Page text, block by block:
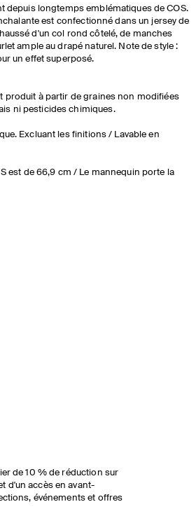
depuis longtemps emblématiques de COS.
est confectionné dans un jersey de
d'un col rond côtelé, de manches
ample au drapé naturel. Note de style :
un effet superposé.
produit à partir de graines non modifiées
ni pesticides chimiques.
Excluant les finitions / Lavable en
est de 66,9 cm / Le mannequin porte la
de 10 % de réduction sur
d'un accès en avant-
événements et offres